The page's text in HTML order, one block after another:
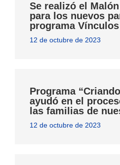
Se realizó el
para los nuevos
programa Vínculos
12 de octubre de 2023
Programa
ayudó en el
las familias de
12 de octubre de 2023